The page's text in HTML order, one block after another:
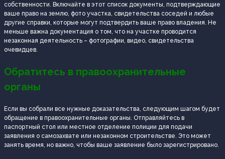
собственности. Включайте в этот список документы, подтверждающие
ваше право на землю, фото участка, свидетельства соседей и любые
другие справки, которые могут подтвердить ваше право владения. Не
меньше важна документация о том, что на участке проводится
незаконная деятельность – фотографии, видео, свидетельства
очевидцев.
Обратитесь в правоохранительные
органы
Если вы собрали все нужные доказательства, следующим шагом будет
обращение в правоохранительные органы. Отправляйтесь в
паспортный стол или местное отделение полиции для подачи
заявления о самозахвате или незаконном строительстве. Это может
занять время, но важно, чтобы ваше заявление было зарегистрировано.